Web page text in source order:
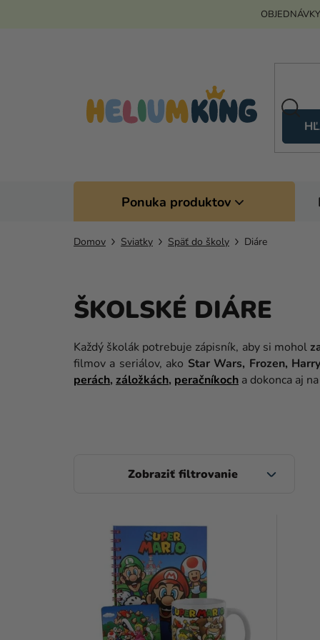
Ponuka produktov
Domov Sviatky Späť do školy Diáre
ŠKOLSKÉ DIÁRE
Každý školák potrebuje zápisník, aby si mohol
filmov a seriálov, ako Star Wars, Frozen,
perách, záložkách, peračníkoch a dokonca aj na